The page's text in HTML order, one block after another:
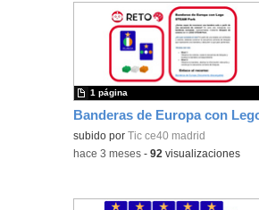
subido por Tic ce40 madrid
1 página
-hace 3 meses -92 visualizaciones